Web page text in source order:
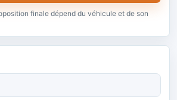
finale dépend du véhicule et de son